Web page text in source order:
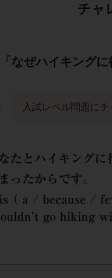
チャ
「なぜハイキング
入試レベル問題に